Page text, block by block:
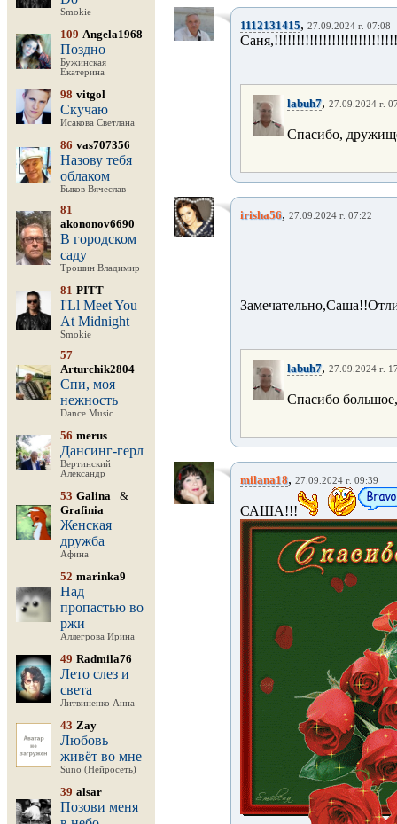
Smokie
109 Angela1968
Поздно
Бужинская
Екатерина
98 vitgol
Скучаю
Исакова Светлана
86 vas707356
Назову тебя
облаком
Быков Вячеслав
81
akononov6690
В городском
саду
Трошин Владимир
81 PITT
I'Ll Meet You
At Midnight
Smokie
57
Arturchik2804
Спи, моя
нежность
Dance Music
56 merus
Дансинг-герл
Вертинский
Александр
53 Galina_
&
Grafinia
Женская
дружба
Афина
52 marinka9
Над
пропастью во
ржи
Аллегрова Ирина
49 Radmila76
Лето слез и
света
Литвиненко Анна
43 Zay
Любовь
живёт во мне
Suno (Нейросеть)
39 alsar
Позови меня
1112131415, 27.09.2024 г. 07:08
labuh7, 27.09.2024 г.
Спасибо,
irisha56, 27.09.2024 г. 07:22
labuh7, 27.09.2024 г.
Спасибо
milana18, 27.09.2024 г. 09:39
САША!!!